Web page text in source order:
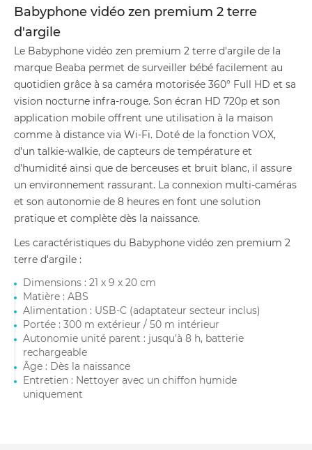
Babyphone vidéo zen premium 2 terre
d'argile
Le Babyphone vidéo zen premium 2 terre d'argile de la
marque Beaba permet de surveiller bébé facilement au
quotidien grâce à sa caméra motorisée 360° Full HD et sa
vision nocturne infra-rouge. Son écran HD 720p et son
application mobile offrent une utilisation à la maison
comme à distance via Wi-Fi. Doté de la fonction VOX,
d’un talkie-walkie, de capteurs de température et
d’humidité ainsi que de berceuses et bruit blanc, il assure
un environnement rassurant. La connexion multi-caméras
et son autonomie de 8 heures en font une solution
pratique et complète dès la naissance.
Les caractéristiques du Babyphone vidéo zen premium 2
terre d'argile :
Dimensions : 21 x 9 x 20 cm
Matière : ABS
Alimentation : USB-C (adaptateur secteur inclus)
Portée : 300 m extérieur / 50 m intérieur
Autonomie unité parent : jusqu’à 8 h, batterie
rechargeable
Âge : Dès la naissance
Entretien : Nettoyer avec un chiffon humide
uniquement